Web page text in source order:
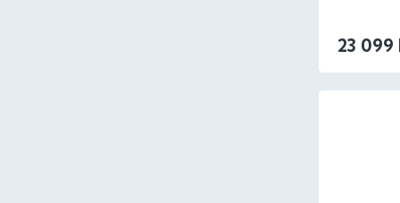
23 099